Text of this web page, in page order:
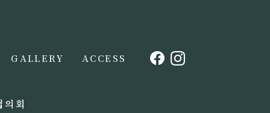
GALLERY ACCESS
회